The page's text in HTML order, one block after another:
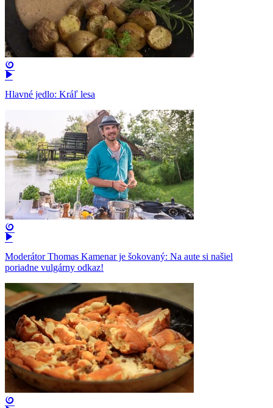
Hlavné jedlo: Kráľ lesa
Moderátor Thomas Kamenar je šokovaný: Na aute si našiel
poriadne vulgárny odkaz!